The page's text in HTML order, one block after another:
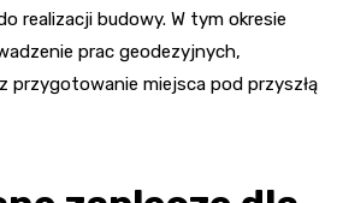
realizacji budowy. W tym okresie
prac geodezyjnych,
przygotowanie miejsca pod przyszłą